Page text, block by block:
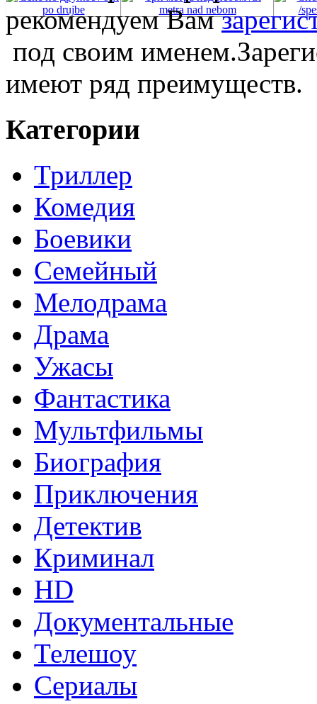
рекомендуем Вам
под своим
имеют ряд преимуществ.
Категории
Триллер
Комедия
Боевики
Семейный
Мелодрама
Драма
Ужасы
Фантастика
Мультфильмы
Биография
Приключения
Детектив
Криминал
HD
Документальные
Телешоу
Сериалы